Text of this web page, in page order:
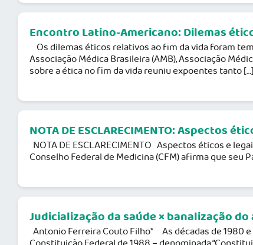
Encontro Latino-Americano: Dilemas
Os dilemas éticos relativos ao fim da vida foram
Associação Médica Brasileira (AMB), Associação
sobre a ética no fim da vida reuniu expoentes tanto […]
NOTA DE ESCLARECIMENTO: Aspectos
NOTA DE ESCLARECIMENTO Aspectos éticos e
Conselho Federal de Medicina (CFM) afirma que seu
Judicialização da saúde × banalização
Antonio Ferreira Couto Filho* As décadas de 1980 e